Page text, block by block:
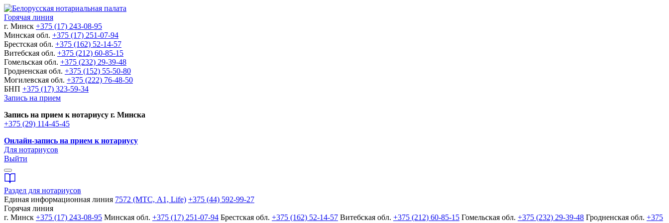
Горячая линия
г. Минск +375 (17) 243-08-95
Минская обл. +375 (17) 251-07-94
Брестская обл. +375 (162) 52-14-57
Витебская обл. +375 (212) 60-85-15
Гомельская обл. +375 (232) 29-39-48
Гродненская обл. +375 (152) 55-50-80
Могилевская обл. +375 (222) 76-48-50
БНП +375 (17) 323-59-34
Запись на прием
Запись на прием к нотариусу г. Минска
+375 (29) 114-45-45
Онлайн-запись на прием к нотариусу
Для нотариусов
Выйти
Раздел для нотариусов
Единая информационная линия 7572 (МТС, A1, Life) +375 (44) 592-99-27
Горячая линия
г. Минск +375 (17) 243-08-95 Минская обл. +375 (17) 251-07-94 Брестская обл. +375 (162) 52-14-57 Витебская обл. +375 (212) 60-85-15 Гомельская обл. +375 (232) 29-39-48 Гродненская обл. +375